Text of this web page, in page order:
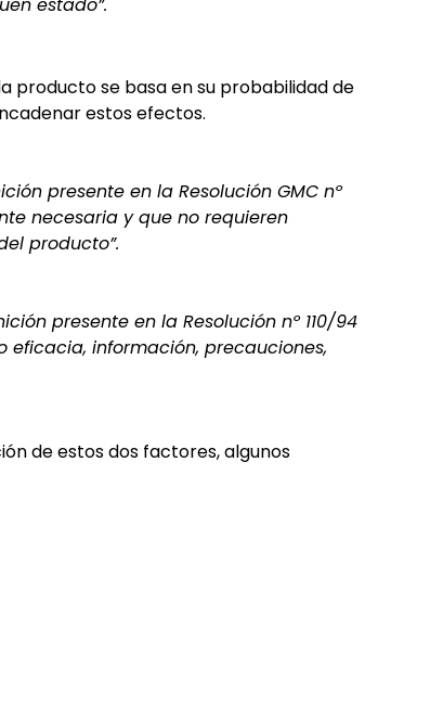
producto se basa en su probabilidad de
estos efectos.
presente en la Resolución GMC nº
necesaria y que no requieren
producto”.
presente en la Resolución nº 110/94
información, precauciones,
de estos dos factores, algunos